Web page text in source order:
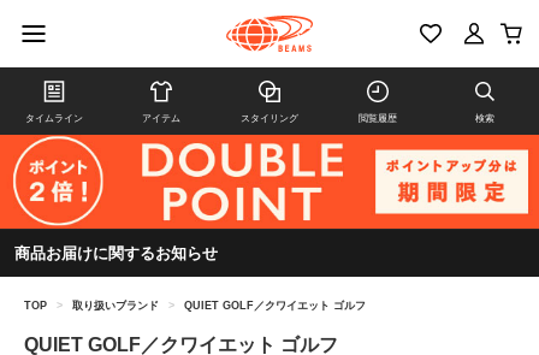
タイムライン アイテム スタイリング 閲覧履歴 検索
商品お届けに関するお知らせ
TOP > 取り扱いブランド > QUIET GOLF／クワイエット ゴルフ
QUIET GOLF／クワイエット ゴルフ